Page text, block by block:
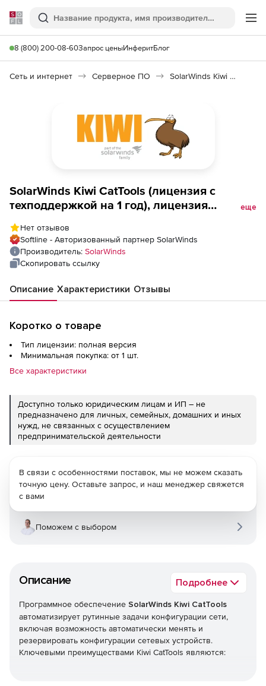
Softline
Поиск
8 (800) 200-08-60Запрос ценыИнферитБлог
Сеть и интернет Серверное ПО SolarWinds Kiwi CatTools 3
SolarWinds Kiwi CatTools (лицензия с
техподдержкой на 1 год), лицензия
еще
Нет отзывов
Softline - Авторизованный партнер SolarWinds
Производитель: SolarWinds
Скопировать ссылку
Описание Характеристики Отзывы
Коротко о товаре
Тип лицензии: полная версия
Минимальная покупка: от 1 шт.
Все характеристики
Доступно только юридическим лицам и ИП – не
предназначено для личных, семейных, домашних и иных
нужд, не связанных с осуществлением
предпринимательской деятельности
Описание Подробнее
Программное обеспечение SolarWinds Kiwi CatTools
автоматизирует рутинные задачи конфигурации сети,
включая возможность автоматически менять и
резервировать конфигурации сетевых устройств.
Ключевыми преимуществами Kiwi CatTools являются:
В связи с особенностями поставок, мы не можем сказать
точную цену. Оставьте запрос, и наш менеджер свяжется
с вами
Поможем с выбором